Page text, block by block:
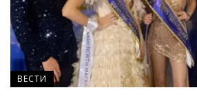
ВЕСТИ